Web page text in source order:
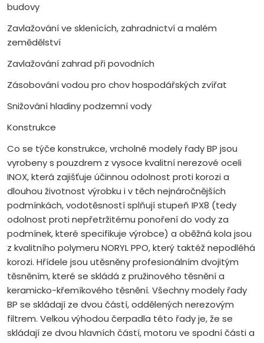
budovy
Zavlažování ve sklenících, zahradnictví a malém
zemědělství
Zavlažování zahrad při povodních
Zásobování vodou pro chov hospodářských zvířat
Snižování hladiny podzemní vody
Konstrukce
Co se týče konstrukce, vrcholné modely řady BP jsou
vyrobeny s pouzdrem z vysoce kvalitní nerezové oceli
INOX, která zajišťuje účinnou odolnost proti korozi a
dlouhou životnost výrobku i v těch nejnáročnějších
podmínkách, vodotěsností splňují stupeň IPX8 (tedy
odolnost proti nepřetržitému ponoření do vody za
podmínek, které specifikuje výrobce) a oběžná kola jsou
z kvalitního polymeru NORYL PPO, který taktéž nepodléhá
korozi. Hřídele jsou utěsněny profesionálním dvojitým
těsněním, které se skládá z pružinového těsnění a
keramicko-křemíkového těsnění. Všechny modely řady
BP se skládají ze dvou částí, oddělených nerezovým
filtrem. Velkou výhodou čerpadla této řady je, že se
skládají ze dvou hlavních částí, motoru ve spodní části a